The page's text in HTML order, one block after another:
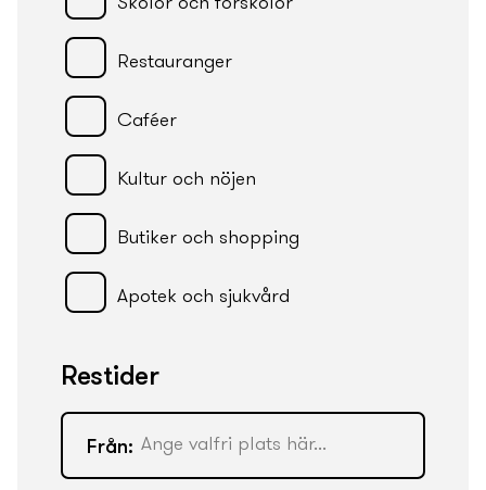
Restider
Från:
Restauranger
Caféer
Kultur och nöjen
Butiker och shopping
Apotek och sjukvård